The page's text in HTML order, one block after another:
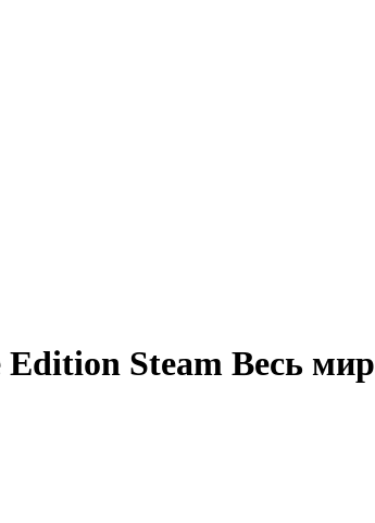
Steam Весь мир